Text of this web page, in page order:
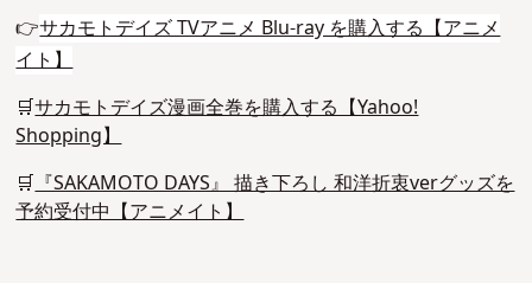
👉サカモトデイズ TVアニメ Blu-ray を購入する【アニメ
イト】
🛒サカモトデイズ漫画全巻を購入する【Yahoo!
Shopping】
🛒『SAKAMOTO DAYS』 描き下ろし 和洋折衷verグッズを
予約受付中【アニメイト】